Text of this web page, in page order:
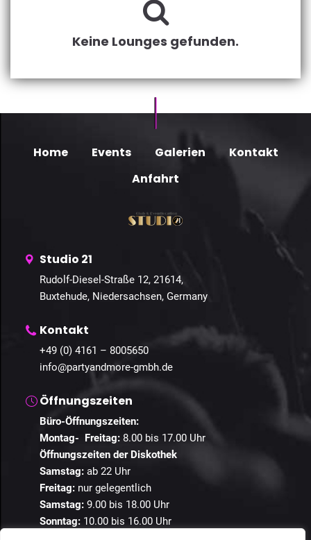
Keine Lounges gefunden.
Home Events Galerien
Kontakt
Anfahrt
Studio 21
Rudolf-Diesel-Straße 12, 21614,
Buxtehude, Niedersachsen, Germany
Kontakt
+49 (0) 4161 – 8005650
info@partyandmore-gmbh.de
Öffnungszeiten
Büro-Öffnungszeiten:
Montag- Freitag: 8.00 bis 17.00 Uhr
Öffnungszeiten der Diskothek
Samstag: ab 22 Uhr
Freitag: nur gelegentlich
Samstag: 9.00 bis 18.00 Uhr
Sonntag: 10.00 bis 16.00 Uhr